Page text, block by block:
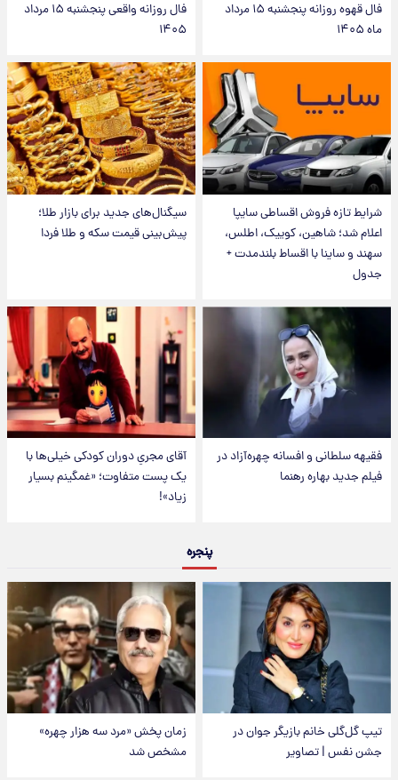
فال قهوه روزانه پنجشنبه ۱۵ مرداد
ماه ۱۴۰۵
فال روزانه واقعی پنجشنبه ۱۵ مرداد
۱۴۰۵
شرایط تازه فروش اقساطی سایپا
اعلام شد؛ شاهین، کوییک، اطلس،
سهند و ساینا با اقساط بلندمدت +
جدول
سیگنال‌های جدید برای بازار طلا؛
پیش‌بینی قیمت سکه و طلا فردا
فقیهه سلطانی و افسانه چهره‌آزاد در
فیلم جدید بهاره رهنما
آقای مجریِ دوران کودکی خیلی‌ها با
یک پست متفاوت؛ «غمگینم بسیار
زیاد»!
پنجره
تیپ گل‌گلی خانم بازیگر جوان در
جشن نفس | تصاویر
زمان پخش «مرد سه هزار چهره»
مشخص شد